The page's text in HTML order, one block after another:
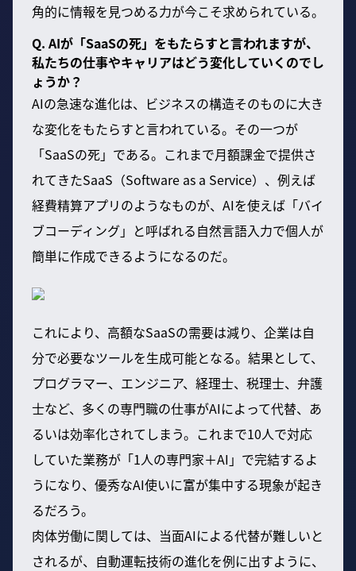
角的に情報を見つめる力が今こそ求められている。
Q. AIが「SaaSの死」をもたらすと言われますが、
私たちの仕事やキャリアはどう変化していくのでし
ょうか？
AIの急速な進化は、ビジネスの構造そのものに大き
な変化をもたらすと言われている。その一つが
「SaaSの死」である。これまで月額課金で提供さ
れてきたSaaS（Software as a Service）、例えば
経費精算アプリのようなものが、AIを使えば「バイ
ブコーディング」と呼ばれる自然言語入力で個人が
簡単に作成できるようになるのだ。
これにより、高額なSaaSの需要は減り、企業は自
分で必要なツールを生成可能となる。結果として、
プログラマー、エンジニア、経理士、税理士、弁護
士など、多くの専門職の仕事がAIによって代替、あ
るいは効率化されてしまう。これまで10人で対応
していた業務が「1人の専門家＋AI」で完結するよ
うになり、優秀なAI使いに富が集中する現象が起き
るだろう。
肉体労働に関しては、当面AIによる代替が難しいと
されるが、自動運転技術の進化を例に出すように、